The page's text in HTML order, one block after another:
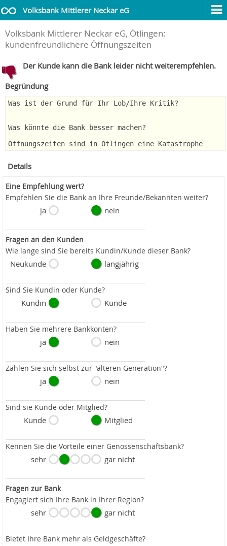
Volksbank Mittlerer Neckar eG
Volksbank Mittlerer Neckar eG, Ötlingen:
kundenfreundlichere Öffnungszeiten
Der Kunde kann die Bank leider nicht weiterempfehlen.
Begründung
Was ist der Grund für Ihr Lob/Ihre Kritik?
Was könnte die Bank besser machen?
Öffnungszeiten sind in Ötlingen eine Katastrophe
Details
Eine Empfehlung wert?
Empfehlen Sie die Bank an Ihre Freunde/Bekannten weiter?
ja nein
Fragen an den Kunden
Wie lange sind Sie bereits Kundin/Kunde dieser Bank?
Neukunde langjährig
Sind Sie Kundin oder Kunde?
Kundin Kunde
Haben Sie mehrere Bankkonten?
ja nein
Zählen Sie sich selbst zur "älteren Generation"?
ja nein
Sind sie Kunde oder Mitglied?
Kunde Mitglied
Kennen Sie die Vorteile einer Genossenschaftsbank?
sehr gar nicht
Fragen zur Bank
Engagiert sich Ihre Bank in Ihrer Region?
sehr gar nicht
Bietet Ihre Bank mehr als Geldgeschäfte?